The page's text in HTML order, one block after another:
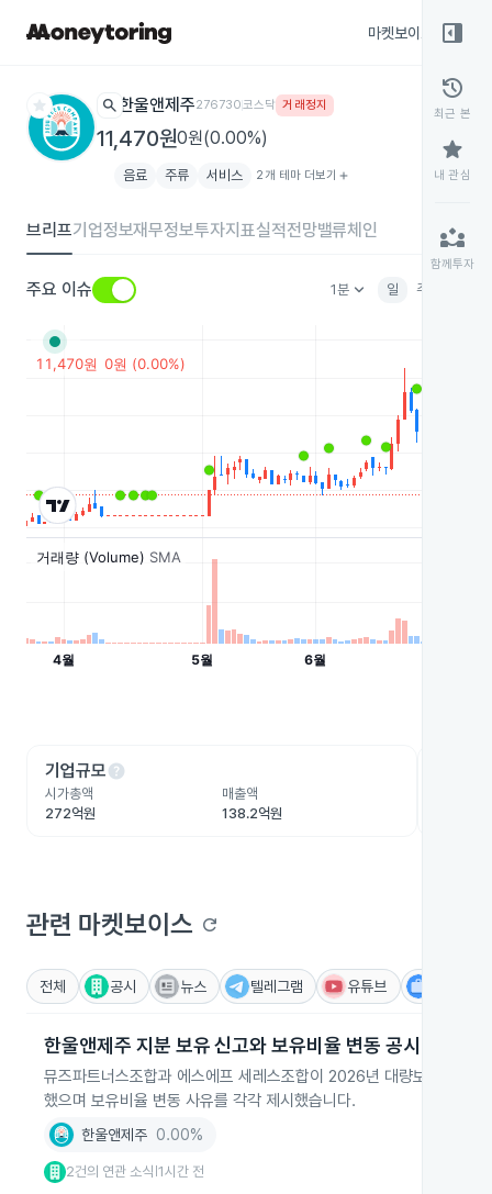
마켓보이스
star search 한울앤제주276730코스닥 거래정지
11,470원0원(0.00%)
음료 주류 서비스 2개 테마 더보기 add
브리프기업정보재무정보투자지표실적전망밸류체인
주요 이슈 1분keyboard_arrow_down 일 주
기업규모help
시가총액
272억원
매출액
138.2억원
관련 마켓보이스 refresh
전체 공시 뉴스 텔레그램 유튜브
한울앤제주 지분 보유 신고와 보유비율 변동 공시
뮤즈파트너스조합과 에스에프 세레스조합이 2026년 대량보유상
했으며 보유비율 변동 사유를 각각 제시했습니다.
한울앤제주 0.00%
2건의 연관 소식 1시간 전
right_panel_open
history
최근 본
star
내 관심
partner_exchange
함께투자